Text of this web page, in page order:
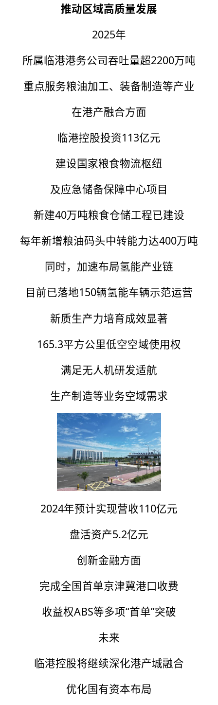
推动区域高质量发展
2025年
所属临港港务公司吞吐量超2200万吨
重点服务粮油加工、装备制造等产业
在港产融合方面
临港控股投资113亿元
建设国家粮食物流枢纽
及应急储备保障中心项目
新建40万吨粮食仓储工程已建设
每年新增粮油码头中转能力达400万吨
同时，加速布局氢能产业链
目前已落地150辆氢能车辆示范运营
新质生产力培育成效显著
165.3平方公里低空空域使用权
满足无人机研发适航
生产制造等业务空域需求
2024年预计实现营收110亿元
盘活资产5.2亿元
创新金融方面
完成全国首单京津冀港口收费
收益权ABS等多项“首单”突破
未来
临港控股将继续深化港产城融合
优化国有资本布局